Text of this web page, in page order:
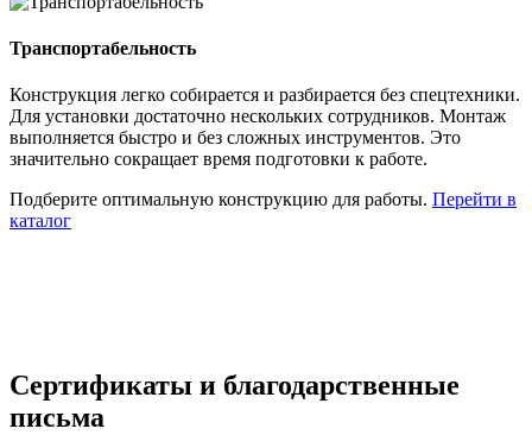
Транспортабельность
Конструкция легко собирается и разбирается без спецтехники.
Для установки достаточно нескольких сотрудников. Монтаж
выполняется быстро и без сложных инструментов. Это
значительно сокращает время подготовки к работе.
Подберите оптимальную конструкцию для работы. Перейти в
каталог
Сертификаты и благодарственные
письма